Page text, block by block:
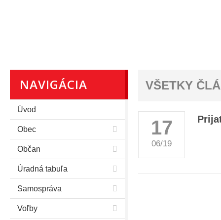
NAVIGÁCIA
Úvod
Obec
Občan
Úradná tabuľa
Samospráva
Voľby
VŠETKY
17
06/19